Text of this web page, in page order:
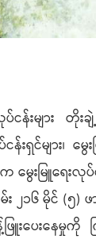
ငန်းများ
န်းရှင်များ
ေးမြူရေးလု
မိုင် (၅) ဖာ
ပေးနေမှုကို